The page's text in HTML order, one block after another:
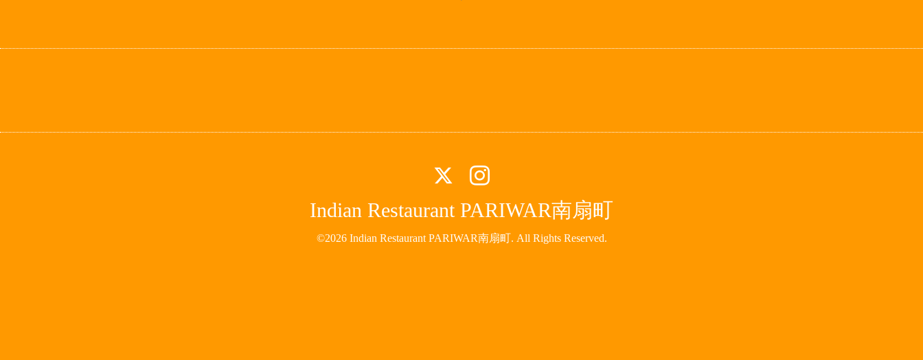
Indian Restaurant PARIWAR南扇町
©2026 Indian Restaurant PARIWAR南扇町. All Rights Reserved.